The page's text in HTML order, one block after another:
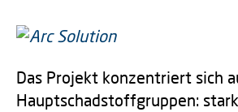
Das Projekt konzentriert sich
Hauptschadstoffgruppen: